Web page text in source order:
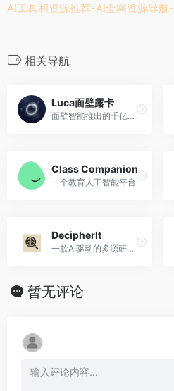
AI工具和资源推荐-AI全网资源导航-
相关导航
Luca面壁露卡
面壁智能推出的千亿多模态大模型免费智能对话助手
Class Companion
一个教育人工智能平台
DecipherIt
一款AI驱动的多源研究整合与分析工具，专为研究人员、学者及分析师设计
暂无评论